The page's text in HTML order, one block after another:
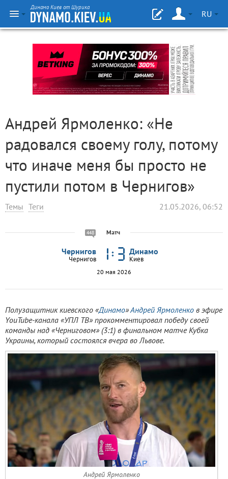
Динамо Киев от Шурика
RU
Андрей Ярмоленко: «Не
радовался своему голу, потому
что иначе меня бы просто не
пустили потом в Чернигов»
Темы Теги 21.05.2026, 06:52
448 Матч
Чернигов
Чернигов
Динамо
Киев
20 мая 2026
Полузащитник киевского «Динамо»Андрей Ярмоленко в эфире
YouTube-канала «УПЛ ТВ» прокомментировал победу своей
команды над «Черниговом» (3:1) в финальном матче Кубка
Украины, который состоялся вчера во Львове.
Андрей Ярмоленко